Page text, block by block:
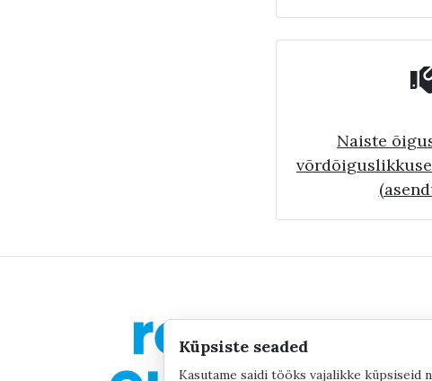
Naiste
Küpsiste seaded
Kasutame saidi tööks vajalikke